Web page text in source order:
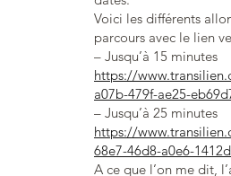
Voici les différents
parcours avec le lien
– Jusqu’à 15 minutes
https://
a07b-479f-ae25-
– Jusqu’à 25 minutes
https://
68e7-46d8-a0e6-
A ce que l’on me dit,